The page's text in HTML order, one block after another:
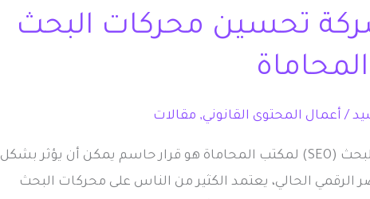
شركة تحسين محركات البحث
/ أعمال المحتوى القانوني, مقالات
اختيار شركة تحسين محركات البحث (SEO) لمكتب المحاماة هو قرار حاسم يمكن أن يؤثر بشكل
الرقمي الحالي، يعتمد الكثير من الناس على محركات البحث